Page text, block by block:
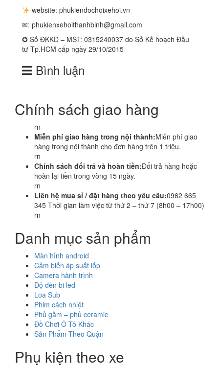
website: phukiendochoixehoi.vn
✉: phukienxehoithanhbinh@gmail.com
✪ Số ĐKKD – MST: 0315240037 do Sở Kế hoạch Đầu
tư Tp.HCM cấp ngày 29/10/2015
Bình luận
Chính sách giao hàng
rn
Miễn phí giao hàng trong nội thành:Miễn phí giao
hàng trong nội thành cho đơn hàng trên 1 triệu.
rn
Chính sách đổi trả và hoàn tiền:Đổi trả hàng hoặc
hoàn lại tiền trong vòng 15 ngày.
rn
Liên hệ mua sỉ / đặt hàng theo yêu cầu:0962 665
345 Thời gian làm việc từ thứ 2 – thứ 7 (8h00 – 17h00)
rn
Danh mục sản phẩm
Màn hình android
Cảm biến áp suất lốp
Camera hành trình
Độ đèn bi led
Loa Sub
Phim cách nhiệt
Phủ gầm – phủ ceramic
Đồ Chơi Ô Tô Khác
Sản Phẩm Theo Quận
Phụ kiện theo xe